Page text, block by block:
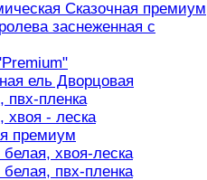
Сказочная премиум
заснеженная с
ель Дворцовая
пвх-пленка
хвоя - леска
премиум
белая, хвоя-леска
белая, пвх-пленка